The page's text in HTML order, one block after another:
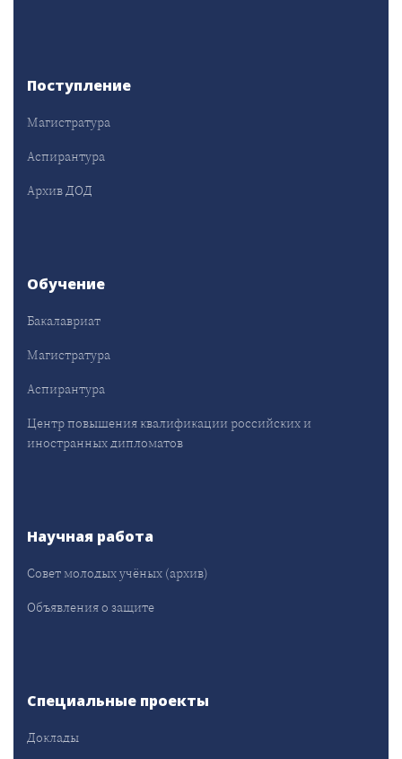
Поступление
Магистратура
Аспирантура
Архив ДОД
Обучение
Бакалавриат
Магистратура
Аспирантура
Центр повышения квалификации российских и
иностранных дипломатов
Научная работа
Совет молодых учёных (архив)
Объявления о защите
Специальные проекты
Доклады